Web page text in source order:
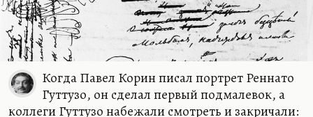
Когда Павел Корин писал портрет Реннато
Гуттузо, он сделал первый подмалевок, а
коллеги Гуттузо набежали смотреть и закричали: